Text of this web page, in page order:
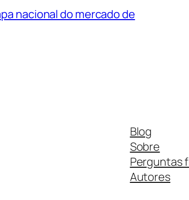
nacional do mercado de
Blog
Sobre
Perguntas
Autores